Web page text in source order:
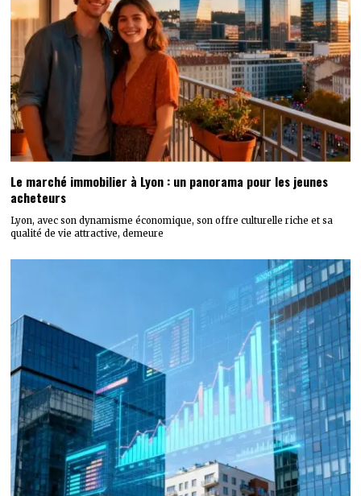
Le marché immobilier à Lyon : un panorama pour les jeunes
acheteurs
Lyon, avec son dynamisme économique, son offre culturelle riche et sa
qualité de vie attractive, demeure